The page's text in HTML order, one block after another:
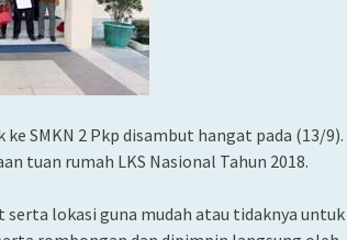
SMKN 2 Pkp disambut hangat pada (13/9).
tuan rumah LKS Nasional Tahun 2018.
lokasi guna mudah atau tidaknya untuk